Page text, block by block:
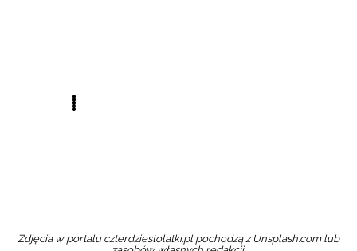
Zdjęcia w portalu czterdziestolatki.pl pochodzą z Unsplash.com lub